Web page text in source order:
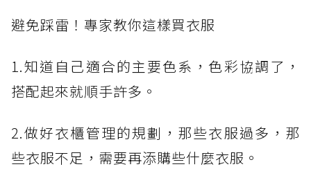
避免踩雷！專家教你這樣買衣服
1.知道自己適合的主要色系，色彩協調了，
搭配起來就順手許多。
2.做好衣櫃管理的規劃，那些衣服過多，那
些衣服不足，需要再添購些什麼衣服。